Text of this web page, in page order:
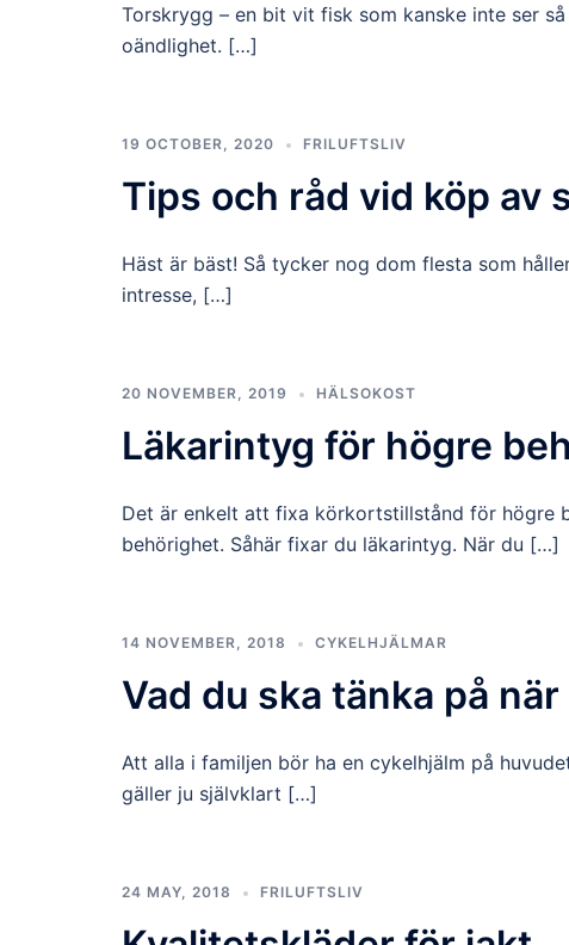
Torskrygg – en bit vit fisk som kanske inte ser
oändlighet. […]
19 OCTOBER, 2020 FRILUFTSLIV
Tips och råd vid köp av
Häst är bäst! Så tycker nog dom flesta som
intresse, […]
20 NOVEMBER, 2019 HÄLSOKOST
Läkarintyg för högre
Det är enkelt att fixa körkortstillstånd för högre
behörighet. Såhär fixar du läkarintyg. När du […]
14 NOVEMBER, 2018 CYKELHJÄLMAR
Vad du ska tänka på
Att alla i familjen bör ha en cykelhjälm på
gäller ju självklart […]
24 MAY, 2018 FRILUFTSLIV